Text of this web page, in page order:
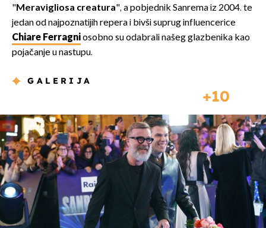
"Meravigliosa creatura", a pobjednik Sanrema iz 2004. te
jedan od najpoznatijih repera i bivši suprug influencerice
Chiare Ferragniosobno su odabrali našeg glazbenika kao
pojačanje u nastupu.
GALERIJA
10